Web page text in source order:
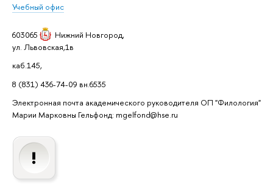
Учебный офис
603065 Нижний Новгород,
ул. Львовская,1в
каб.145,
8 (831) 436-74-09 вн.6535
Электронная почта академического руководителя ОП "Филология"
Марии Марковны Гельфонд: mgelfond@hse.ru